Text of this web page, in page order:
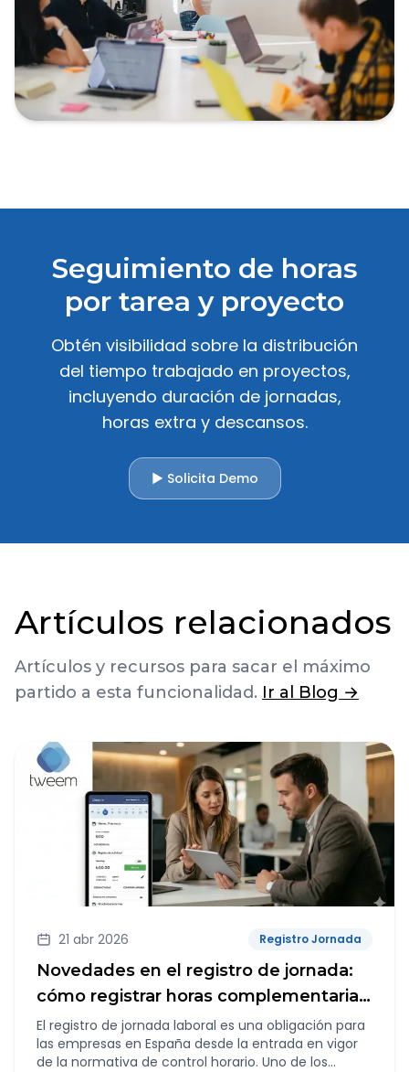
Seguimiento de horas
por tarea y proyecto
Obtén visibilidad sobre la distribución
del tiempo trabajado en proyectos,
incluyendo duración de jornadas,
horas extra y descansos.
▶ Solicita Demo
Artículos relacionados
Artículos y recursos para sacar el máximo
partido a esta funcionalidad. Ir al Blog →
21 abr 2026 Registro Jornada
Novedades en el registro de jornada:
cómo registrar horas complementarias
y extraordinarias
El registro de jornada laboral es una obligación para
las empresas en España desde la entrada en vigor
de la normativa de control horario. Uno de los